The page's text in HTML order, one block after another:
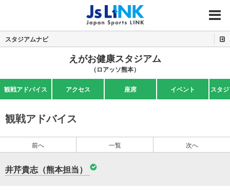
MENU
スタジアムナビ
えがお健康スタジアム
（ロアッソ熊本）
観戦アドバイス アクセス 座席 イベント スタ
観戦アドバイス
前へ 一覧 次へ
井芹貴志（熊本担当）